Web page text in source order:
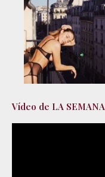
Vídeo de LA SEMANA